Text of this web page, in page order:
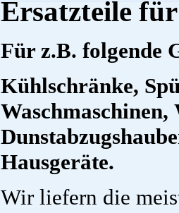
Ersatzteile
Für z.B. folgende
Kühlschränke,
Hausgeräte.
Wir liefern die